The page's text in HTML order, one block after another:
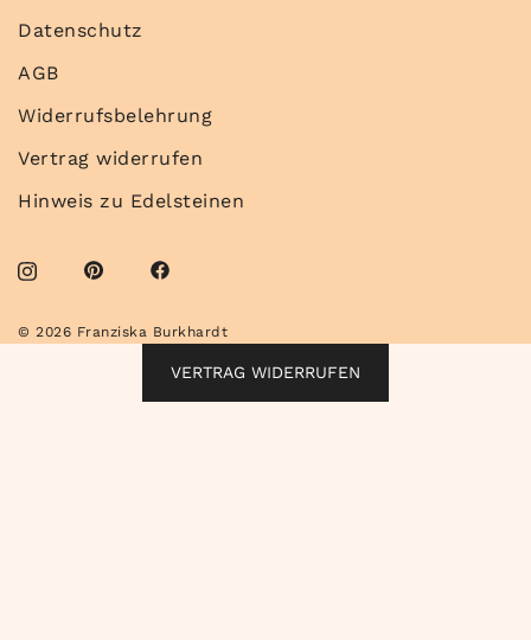
Datenschutz
AGB
Widerrufsbelehrung
Vertrag widerrufen
Hinweis zu Edelsteinen
© 2026 Franziska Burkhardt
VERTRAG WIDERRUFEN